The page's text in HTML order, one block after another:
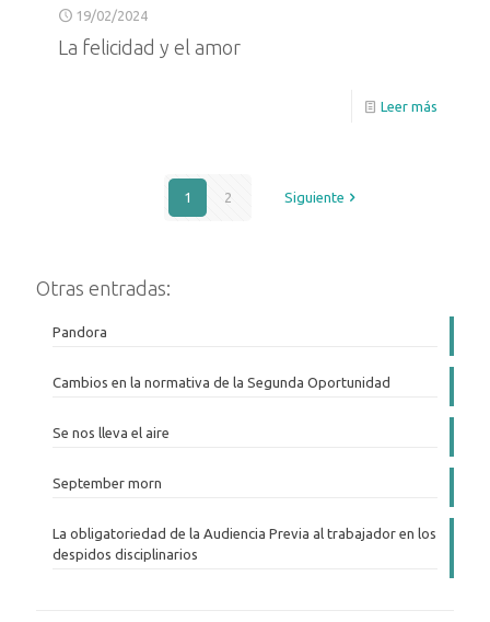
19/02/2024
La felicidad y el amor
Leer más
1 2 Siguiente
Otras entradas:
Pandora
Cambios en la normativa de la Segunda Oportunidad
Se nos lleva el aire
September morn
La obligatoriedad de la Audiencia Previa al trabajador en los
despidos disciplinarios